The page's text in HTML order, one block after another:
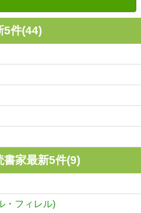
5件(44)
書家最新5件(9)
・フィレル)